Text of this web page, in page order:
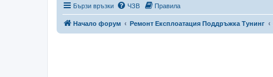
Бързи връзки ЧЗВ Правила
Начало форум Ремонт Експлоатация Поддръжка Тунинг